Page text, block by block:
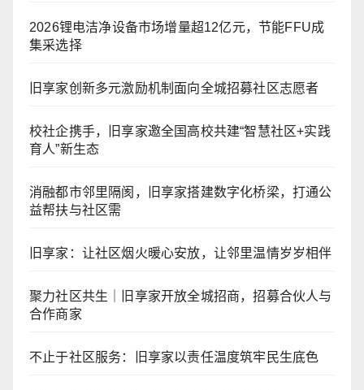
2026锂电洁净设备市场增量超12亿元，节能FFU成
集采选择
旧享家创新多元激励机制面向全城招募社区志愿者
校社企携手，旧享家邀全国高校共建“智慧社区+实践
育人”新生态
消融都市邻里隔阂，旧享家搭建数字化桥梁，打通公
益帮扶与社区需
旧享家：让社区烟火暖心安放，让邻里温情岁岁相伴
聚力社区共生｜旧享家开放全城招商，招募合伙人与
合作商家
不止于社区服务：旧享家以责任温度筑牢民生底色